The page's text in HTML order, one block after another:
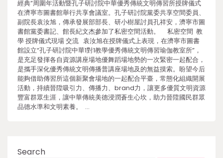
經典”周圍年活動暨孔子研討院中華優秀傳統文明傳習所授牌儀式
在濟寧市圖書館舉行共享會議室。孔子研討院黨委共享空間委員、
副院長袁汝旭，傳承發展部部長、研小樹屋討員孔祥安，濟寧市圖
書館黨委書記、館長紀文杰參加了私密空間活動。 私密空間 教
學 授牌儀式現場 交流 袁汝旭在授牌儀式上表現，在濟寧市圖書
館設立“孔子研討院中華1對1教學優秀傳統文明傳習瑜伽教室所”，
是充足發揮各自資源講座場地優舞蹈場地勢的一次緊密一起配合，
是攜手深化優秀傳統文明傳播普講座場地及的無益摸索。盼望今后
能夠借助傳習所這個新聚會場地的一起配合平臺，常態化組織開展
活動，持續晉陞吸引力、傳播力、brand力，讓更多優質文明資源
豐富群眾生涯，讓中華傳統美德浸潤蒼生心坎，助力晉陞國民群眾
品德水準和文明素養。 …
Search